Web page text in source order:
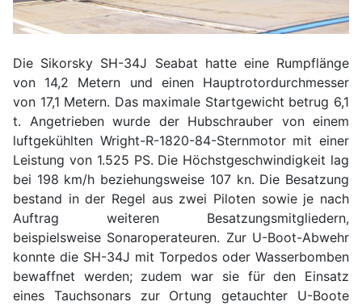
Die Sikorsky SH-34J Seabat hatte eine Rumpflänge
von 14,2 Metern und einen Hauptrotordurchmesser
von 17,1 Metern. Das maximale Startgewicht betrug 6,1
t. Angetrieben wurde der Hubschrauber von einem
luftgekühlten Wright-R-1820-84-Sternmotor mit einer
Leistung von 1.525 PS. Die Höchstgeschwindigkeit lag
bei 198 km/h beziehungsweise 107 kn. Die Besatzung
bestand in der Regel aus zwei Piloten sowie je nach
Auftrag weiteren Besatzungsmitgliedern,
beispielsweise Sonaroperateuren. Zur U-Boot-Abwehr
konnte die SH-34J mit Torpedos oder Wasserbomben
bewaffnet werden; zudem war sie für den Einsatz
eines Tauchsonars zur Ortung getauchter U-Boote